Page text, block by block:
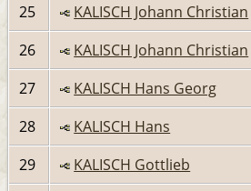
25
KALISCH Johann Christian
26
KALISCH Johann Christian
27
KALISCH Hans Georg
28
KALISCH Hans
29
KALISCH Gottlieb